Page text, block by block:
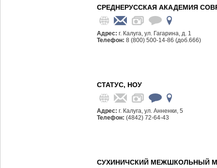
СРЕДНЕРУССКАЯ АКАДЕМИЯ
Адрес: г. Калуга, ул. Гагарина, д. 1
Телефон: 8 (800) 500-14-86 (доб.666)
СТАТУС, НОУ
Адрес: г. Калуга, ул. Анненки, 5
Телефон: (4842) 72-64-43
СУХИНИЧСКИЙ МЕЖШКОЛЬНЫЙ